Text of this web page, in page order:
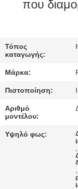
SITEMAP
ΠΟΛΙΤΙΚΉ
που
Τόπος
καταγωγής:
Μάρκα:
Πιστοποίηση:
Αριθμό
μοντέλου:
Υψηλό φως:
,
,